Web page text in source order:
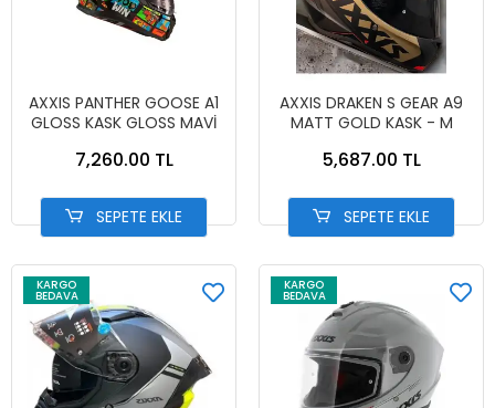
AXXIS PANTHER GOOSE A1
GLOSS KASK GLOSS MAVİ
7,260.00 TL
SEPETE EKLE
AXXIS DRAKEN S GEAR A9
MATT GOLD KASK - M
5,687.00 TL
SEPETE EKLE
KARGO
BEDAVA
KARGO
BEDAVA